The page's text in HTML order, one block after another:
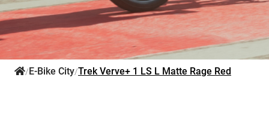
/E-Bike City/Trek Verve+ 1 LS L Matte Rage Red